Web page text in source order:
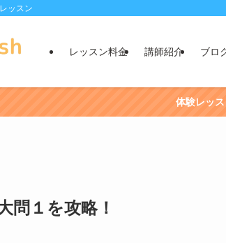
ッスン
レッスン料金 講師紹介 ブロ
体験レッ
問１を攻略！